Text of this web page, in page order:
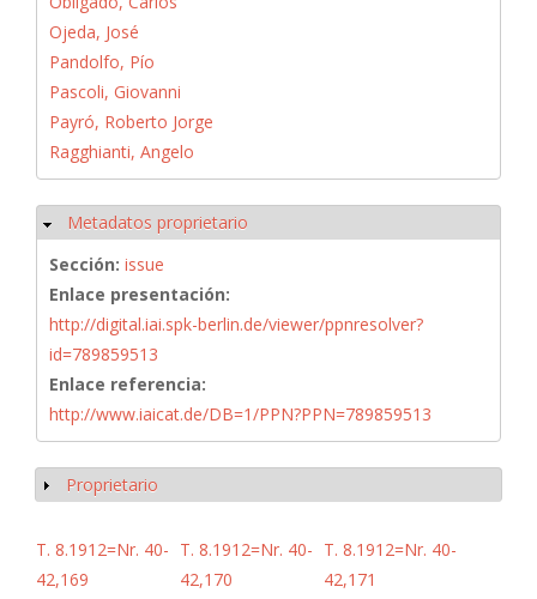
Ojeda, José
Pandolfo, Pío
Pascoli, Giovanni
Payró, Roberto Jorge
Ragghianti, Angelo
Ocultar
Metadatos proprietario
Sección: issue
Enlace presentación:
http://digital.iai.spk-berlin.de/viewer/ppnresolver?
id=789859513
Enlace referencia:
http://www.iaicat.de/DB=1/PPN?PPN=789859513
Mostrar
Proprietario
T. 8.1912=Nr. 40-
42,169
T. 8.1912=Nr. 40-
42,170
T. 8.1912=Nr. 40-
42,171